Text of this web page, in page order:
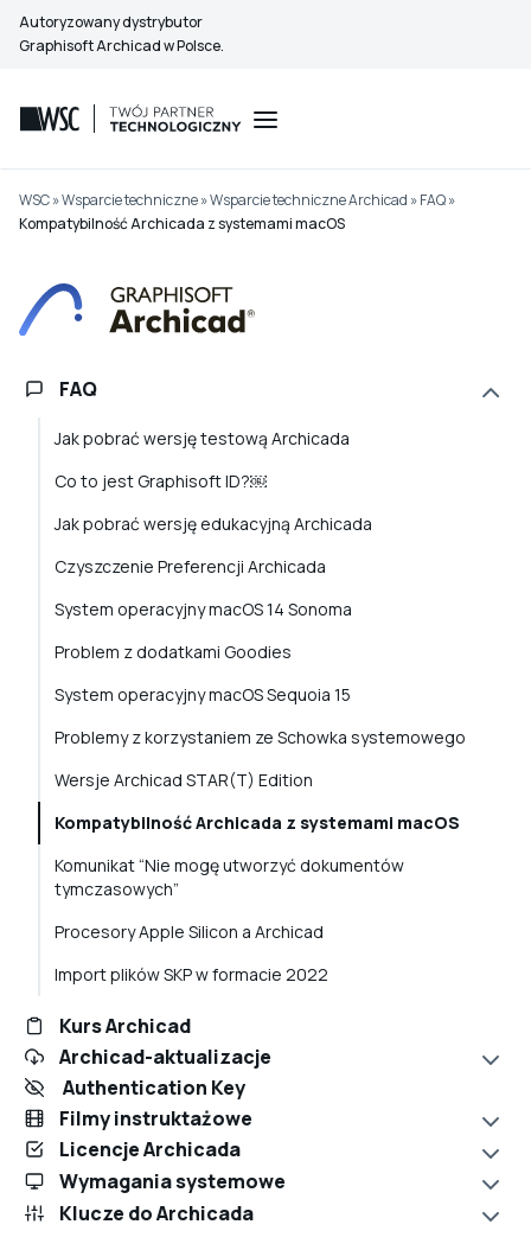
Przejdź
do
Autoryzowany dystrybutor
Graphisoft Archicad w Polsce.
WSC»Wsparcie techniczne»Wsparcie techniczne Archicad »FAQ»
Kompatybilność Archicada z systemami macOS
FAQ
Jak pobrać wersję testową Archicada
Co to jest Graphisoft ID?￼
Jak pobrać wersję edukacyjną Archicada
Czyszczenie Preferencji Archicada
System operacyjny macOS 14 Sonoma
Problem z dodatkami Goodies
System operacyjny macOS Sequoia 15
Problemy z korzystaniem ze Schowka systemowego
Wersje Archicad STAR(T) Edition
Kompatybilność Archicada z systemami macOS
Komunikat “Nie mogę utworzyć dokumentów
tymczasowych”
Procesory Apple Silicon a Archicad
Import plików SKP w formacie 2022
Kurs Archicad
Archicad-aktualizacje
Authentication Key
Filmy instruktażowe
Licencje Archicada
Wymagania systemowe
Klucze do Archicada